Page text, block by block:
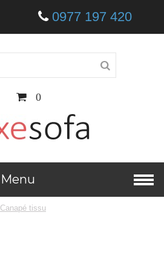
0977 197 420
0
Menu
Canapé tissu